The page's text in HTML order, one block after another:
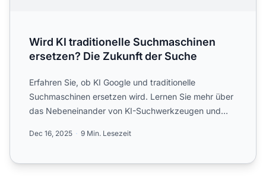
Wird KI traditionelle Suchmaschinen
ersetzen? Die Zukunft der Suche
Erfahren Sie, ob KI Google und traditionelle
Suchmaschinen ersetzen wird. Lernen Sie mehr über
das Nebeneinander von KI-Suchwerkzeugen und
Dec 16, 2025 9 Min. Lesezeit